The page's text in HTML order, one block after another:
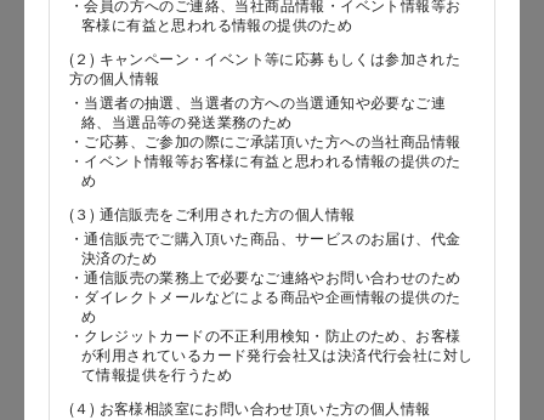
・会員の方へのご連絡、当社商品情報・イベント情報等お
客様に有益と思われる情報の提供のため
(２) キャンペーン・イベント等に応募もしくは参加された
方の個人情報
・当選者の抽選、当選者の方への当選通知や必要なご連
絡、当選品等の発送業務のため
・ご応募、ご参加の際にご承諾頂いた方への当社商品情報
・イベント情報等お客様に有益と思われる情報の提供のた
め
(３) 通信販売をご利用された方の個人情報
・通信販売でご購入頂いた商品、サービスのお届け、代金
決済のため
・通信販売の業務上で必要なご連絡やお問い合わせのため
・ダイレクトメールなどによる商品や企画情報の提供のた
め
・クレジットカードの不正利用検知・防止のため、お客様
が利用されているカード発行会社又は決済代行会社に対し
て情報提供を行うため
(４) お客様相談室にお問い合わせ頂いた方の個人情報
お問い合わせ時氏名（カナ）
［セイ］
［メイ］
（全角で入力してください）
電話番号
メールアドレス